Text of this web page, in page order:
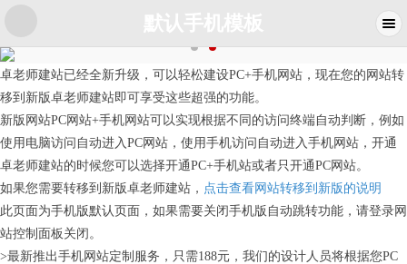
卓老师建站已经全新升级，可以轻松建设PC+手机网站，现在您的网站转
移到新版卓老师建站即可享受这些超强的功能。
新版网站PC网站+手机网站可以实现根据不同的访问终端自动判断，例如
使用电脑访问自动进入PC网站，使用手机访问自动进入手机网站，开通
卓老师建站的时候您可以选择开通PC+手机站或者只开通PC网站。
如果您需要转移到新版卓老师建站， 点击查看网站转移到新版的说明
此页面为手机版默认页面，如果需要关闭手机版自动跳转功能，请登录网
站控制面板关闭。
>最新推出手机网站定制服务，只需188元，我们的设计人员将根据您PC